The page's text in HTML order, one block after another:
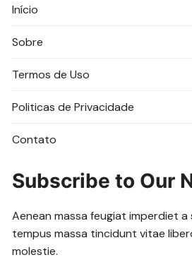
Início
Sobre
Termos de Uso
Politicas de Privacidade
Contato
Subscribe to Our
Aenean massa feugiat imperdiet
tempus massa tincidunt vitae
molestie.